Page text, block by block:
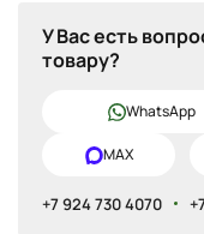
У Вас есть
товару?
WhatsApp
MAX
+7 924 730 4070